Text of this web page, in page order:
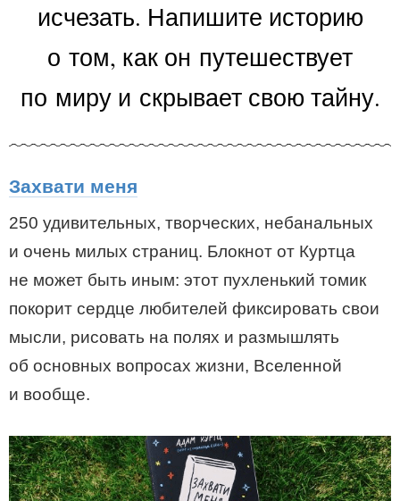
исчезать. Напишите историю
о том, как он путешествует
по миру и скрывает свою тайну.
Захвати меня
250 удивительных, творческих, небанальных
и очень милых страниц. Блокнот от Куртца
не может быть иным: этот пухленький томик
покорит сердце любителей фиксировать свои
мысли, рисовать на полях и размышлять
об основных вопросах жизни, Вселенной
и вообще.